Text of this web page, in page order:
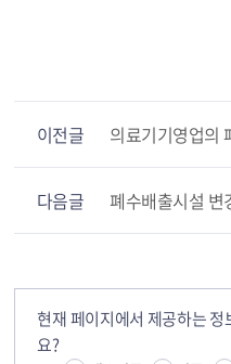
이전글 의료기기영업의
다음글 폐수배출시설 변
현재 페이지에서 제공하는
요?